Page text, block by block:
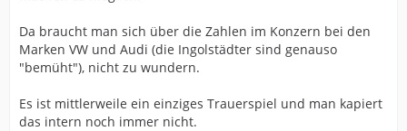
Da braucht man sich über die Zahlen im Konzern bei den
Marken VW und Audi (die Ingolstädter sind genauso
"bemüht"), nicht zu wundern.
Es ist mittlerweile ein einziges Trauerspiel und man kapiert
das intern noch immer nicht.